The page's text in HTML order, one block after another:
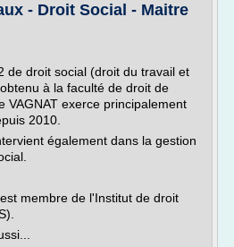
- Droit Social - Maitre
de droit social (droit du travail et
à la faculté de droit de
VAGNAT exerce principalement
2010.
également dans la gestion
membre de l'Institut de droit